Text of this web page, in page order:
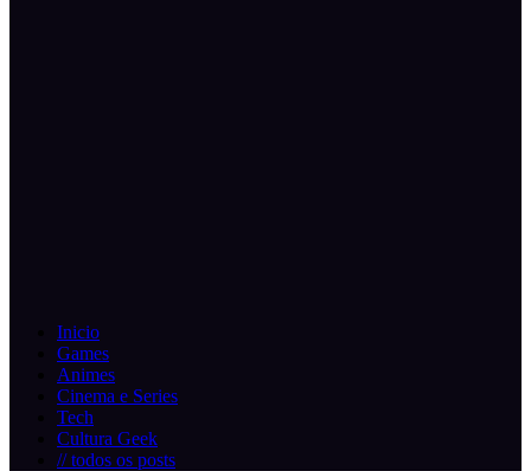
Inicio
Games
Animes
Cinema e Series
Tech
Cultura Geek
// todos os posts